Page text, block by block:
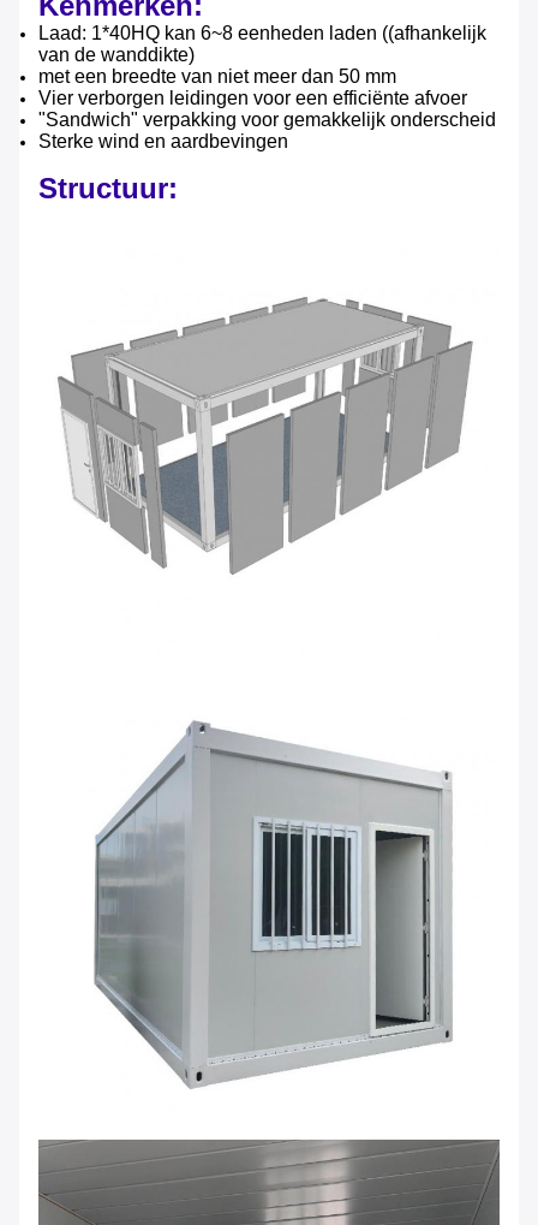
Laad: 1*40HQ kan 6~8 eenheden laden ((afhankelijk
van de wanddikte)
met een breedte van niet meer dan 50 mm
Vier verborgen leidingen voor een efficiënte afvoer
"Sandwich" verpakking voor gemakkelijk onderscheid
Sterke wind en aardbevingen
Structuur: